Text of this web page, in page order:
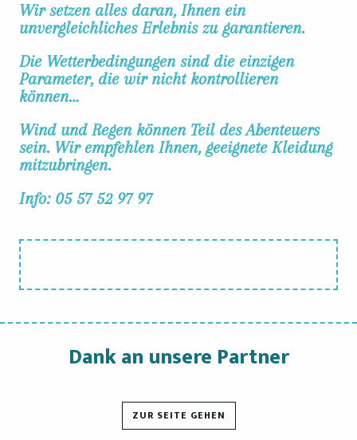
Wir setzen alles daran, Ihnen ein
unvergleichliches Erlebnis zu garantieren.
Die Wetterbedingungen sind die einzigen
Parameter, die wir nicht kontrollieren
können…
Wind und Regen können Teil des Abenteuers
sein. Wir empfehlen Ihnen, geeignete Kleidung
mitzubringen.
Info: 05 57 52 97 97
Dank an unsere Partner
ZUR SEITE GEHEN